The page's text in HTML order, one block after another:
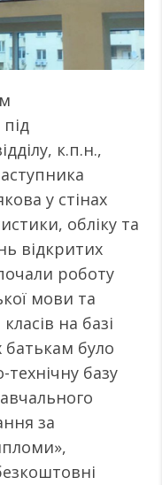
к.п.н.,
у стінах
обліку та
відкритих
роботу
мови та
на базі
батькам було
базу
за